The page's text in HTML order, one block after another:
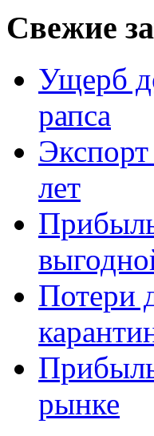
Свежие
Ущерб
рапса
лет
Потери
рынке